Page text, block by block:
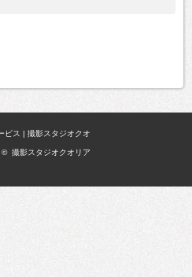
ビス | 撮影スタジオクオ
© 撮影スタジオクオリア